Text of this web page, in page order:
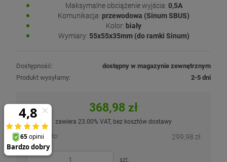
Maksymalne obciążenie wyjścia: 0,5A
Komunikacja: przewodowa (Sinum SBUS)
Kolor: biały
Wymiary: 55x55x35mm (do ramki Sinum)
Dostępność:
dostępny w magazynie zewnętrznym
Produkt wysyłamy:
2-5 dni
368,98 zł
zawiera 23.00% VAT, bez kosztów dostawy
Cena netto: 299,98 zł
szt.